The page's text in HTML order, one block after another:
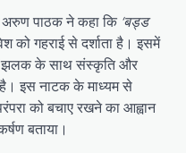
अरुण पाठक ने कहा कि ‘बड्ड
को गहराई से दर्शाता है। इसमें
झलक के साथ संस्कृति और
इस नाटक के माध्यम से
को बचाए रखने का आह्वान
बताया।